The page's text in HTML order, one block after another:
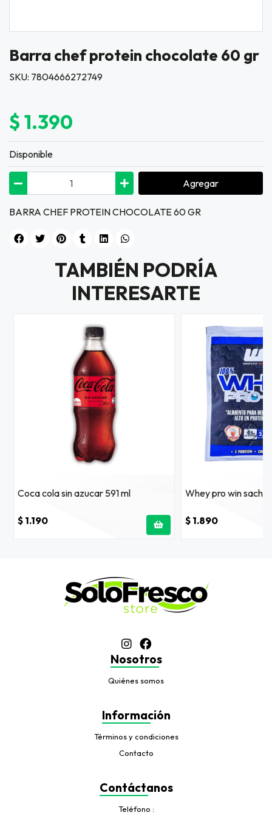
Barra chef protein chocolate 60 gr
SKU: 7804666272749
$ 1.390
Disponible
Agregar
BARRA CHEF PROTEIN CHOCOLATE 60 GR
TAMBIÉN PODRÍA
INTERESARTE
Coca cola sin azucar 591 ml
$ 1.190
Whey pro win
$ 1.890
Nosotros
Quiénes somos
Información
Términos y condiciones
Contacto
Contáctanos
Teléfono